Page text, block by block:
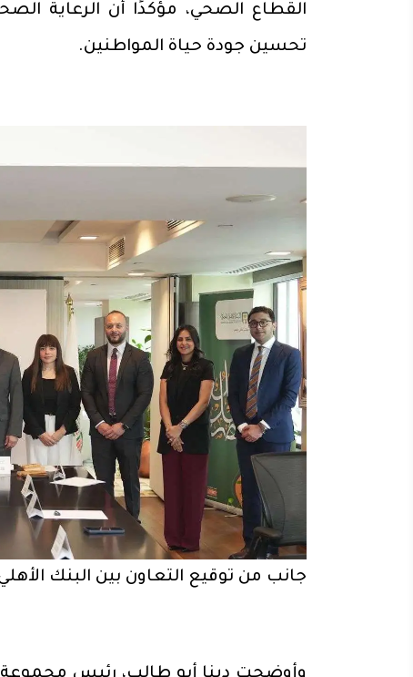
القطاع الصحي، مؤكدًا أن الرعاية
تحسين جودة حياة المواطنين.
جانب من توقيع التعاون بين البنك